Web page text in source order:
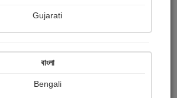
Gujarati
বাংলা
Bengali